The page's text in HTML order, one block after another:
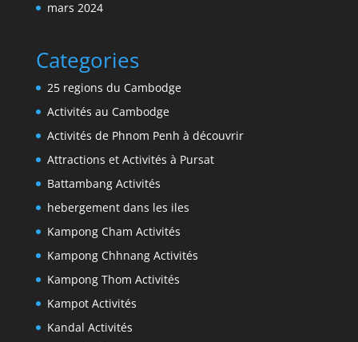
mars 2024
Categories
25 regions du Cambodge
Activités au Cambodge
Activités de Phnom Penh à découvrir
Attractions et Activités à Pursat
Battambang Activités
hebergement dans les iles
Kampong Cham Activités
Kampong Chhnang Activités
Kampong Thom Activités
Kampot Activités
Kandal Activités